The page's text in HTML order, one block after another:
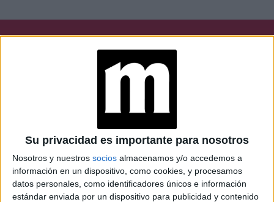
Su privacidad es importante para nosotros
Nosotros y nuestros socios almacenamos y/o accedemos a
información en un dispositivo, como cookies, y procesamos
datos personales, como identificadores únicos e información
estándar enviada por un dispositivo para publicidad y contenido
Caras Noticias
Weekend Parabrisas
Look
Luz Mía Lunateen Break BATimes
© Perfil.com 2006-2019 - Todos los derechos reservados
Registro de Propiedad Intelectual: Nro. 5346433